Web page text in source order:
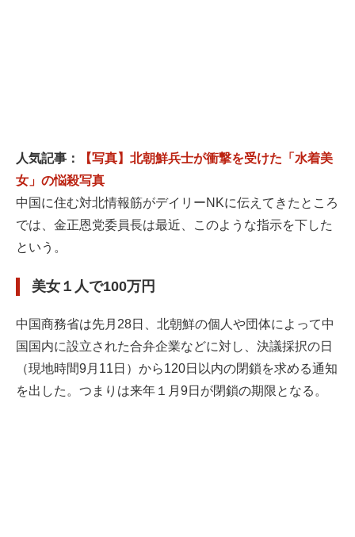
人気記事：
【写真】北朝鮮兵士が衝撃を受けた「水着美
女」の悩殺写真
中国に住む対北情報筋がデイリーNKに伝えてきたところ
では、金正恩党委員長は最近、このような指示を下した
という。
美女１人で100万円
中国商務省は先月28日、北朝鮮の個人や団体によって中
国国内に設立された合弁企業などに対し、決議採択の日
（現地時間9月11日）から120日以内の閉鎖を求める通知
を出した。つまりは来年１月9日が閉鎖の期限となる。